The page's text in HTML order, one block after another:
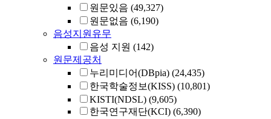
원문있음 (49,327)
원문없음 (6,190)
음성지원유무
음성 지원 (142)
원문제공처
누리미디어(DBpia) (24,435)
한국학술정보(KISS) (10,801)
KISTI(NDSL) (9,605)
한국연구재단(KCI) (6,390)